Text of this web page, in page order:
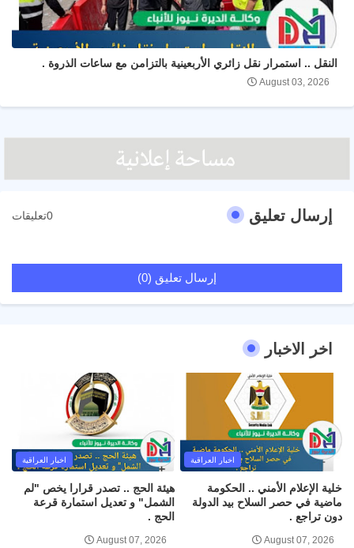
النقل .. استمرار نقل زائري الأربعينية بالتزامن مع ساعات الذروة .
August 03, 2026
إرسال تعليق 0تعليقات
إرسال تعليق (0)
اخر الاخبار
اخبار العراقية
خلية الإعلام الأمني .. الحكومة
ماضية في حصر السلاح بيد الدولة
دون تراجع .
August 07, 2026
اخبار العراقية
هيئة الحج .. تصدر قرارا يخص "لم
الشمل" و تعديل استمارة قرعة
الحج .
August 07, 2026